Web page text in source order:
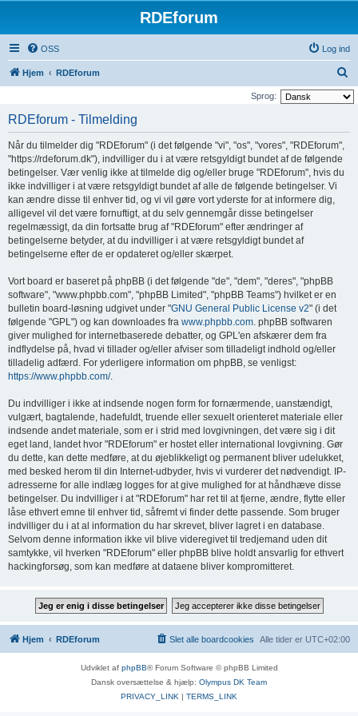
RDEforum
OSS Log ind
Hjem RDEforum
ø
Sprog:
RDEforum - Tilmelding
Når du tilmelder dig "RDEforum" (i det følgende "vi", "os", "vores", "RDEforum",
"https://rdeforum.dk"), indvilliger du i at være retsgyldigt bundet af de følgende
betingelser. Vær venlig ikke at tilmelde dig og/eller bruge "RDEforum", hvis du
ikke indvilliger i at være retsgyldigt bundet af alle de følgende betingelser. Vi
kan ændre disse til enhver tid, og vi vil gøre vort yderste for at informere dig,
alligevel vil det være fornuftigt, at du selv gennemgår disse betingelser
regelmæssigt, da din fortsatte brug af "RDEforum" efter ændringer af
betingelserne betyder, at du indvilliger i at være retsgyldigt bundet af
betingelserne efter de er opdateret og/eller skærpet.
Vort board er baseret på phpBB (i det følgende "de", "dem", "deres", "phpBB
software", "www.phpbb.com", "phpBB Limited", "phpBB Teams") hvilket er en
bulletin board-løsning udgivet under "GNU General Public License v2" (i det
følgende "GPL") og kan downloades fra www.phpbb.com. phpBB softwaren
giver mulighed for internetbaserede debatter, og GPL'en afskærer dem fra
indflydelse på, hvad vi tillader og/eller afviser som tilladeligt indhold og/eller
tilladelig adfærd. For yderligere information om phpBB, se venligst:
https://www.phpbb.com/.
Du indvilliger i ikke at indsende nogen form for fornærmende, uanstændigt,
vulgært, bagtalende, hadefuldt, truende eller sexuelt orienteret materiale eller
indsende andet materiale, som er i strid med lovgivningen, det være sig i dit
eget land, landet hvor "RDEforum" er hostet eller international lovgivning. Gør
du dette, kan dette medføre, at du øjeblikkeligt og permanent bliver udelukket,
med besked herom til din Internet-udbyder, hvis vi vurderer det nødvendigt. IP-
adresserne for alle indlæg logges for at give mulighed for at håndhæve disse
betingelser. Du indvilliger i at "RDEforum" har ret til at fjerne, ændre, flytte eller
låse ethvert emne til enhver tid, såfremt vi finder dette passende. Som bruger
indvilliger du i at al information du har skrevet, bliver lagret i en database.
Selvom denne information ikke vil blive videregivet til tredjemand uden dit
samtykke, vil hverken "RDEforum" eller phpBB blive holdt ansvarlig for ethvert
hackingforsøg, som kan medføre at dataene bliver kompromitteret.
Hjem RDEforum Alle tider er UTC+02:00
Slet alle boardcookies
Udviklet af phpBB® Forum Software © phpBB Limited
Dansk oversættelse & hjælp: Olympus DK Team
PRIVACY_LINK | TERMS_LINK